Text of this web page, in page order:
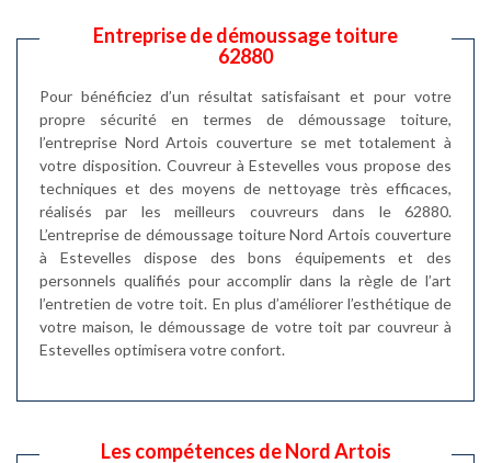
Entreprise de démoussage toiture
62880
Pour bénéficiez d’un résultat satisfaisant et pour votre
propre sécurité en termes de démoussage toiture,
l’entreprise Nord Artois couverture se met totalement à
votre disposition. Couvreur à Estevelles vous propose des
techniques et des moyens de nettoyage très efficaces,
réalisés par les meilleurs couvreurs dans le 62880.
L’entreprise de démoussage toiture Nord Artois couverture
à Estevelles dispose des bons équipements et des
personnels qualifiés pour accomplir dans la règle de l’art
l’entretien de votre toit. En plus d’améliorer l’esthétique de
votre maison, le démoussage de votre toit par couvreur à
Estevelles optimisera votre confort.
Les compétences de Nord Artois